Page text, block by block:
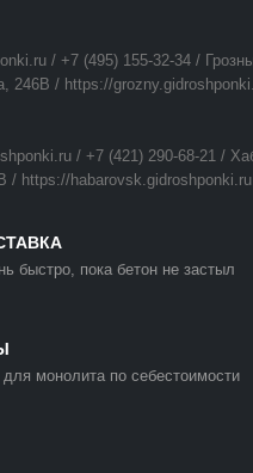
/ +7 (495) 155-32-34 /
246В / https://
/ +7 (421) 290-68-21 /
/ https://habarovsk.gidroshponki.ru
быстро, пока бетон не застыл
монолита по себестоимости